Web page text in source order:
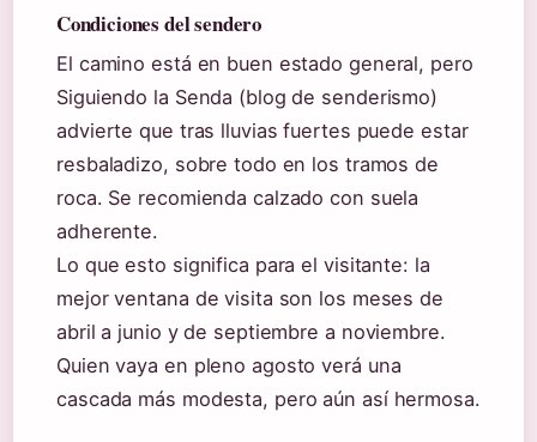
Condiciones del sendero
El camino está en buen estado general, pero
Siguiendo la Senda (blog de senderismo)
advierte que tras lluvias fuertes puede estar
resbaladizo, sobre todo en los tramos de
roca. Se recomienda calzado con suela
adherente.
Lo que esto significa para el visitante: la
mejor ventana de visita son los meses de
abril a junio y de septiembre a noviembre.
Quien vaya en pleno agosto verá una
cascada más modesta, pero aún así hermosa.